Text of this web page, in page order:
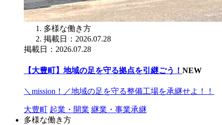
多様な働き方
掲載日：2026.07.28
掲載日：2026.07.28
【大豊町】地域の足を守る拠点を引継ごう！ NEW
＼mission！／地域の足を守る整備工場を承継せよ！！
大豊町 起業・開業 継業・事業承継
多様な働き方